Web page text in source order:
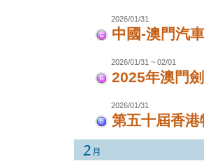
2026/01/31
中國-澳門汽
2026/01/31 ~ 02/01
2025年澳門
2026/01/31
第五十屆香